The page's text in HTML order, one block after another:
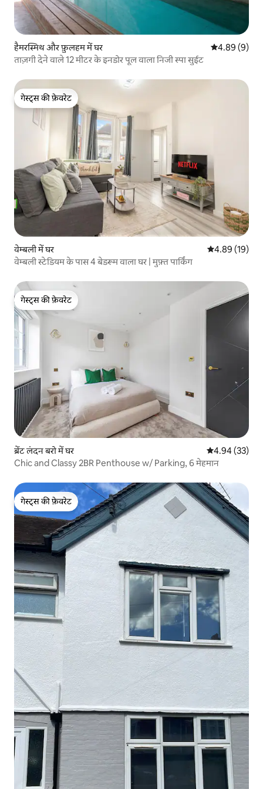
हैमरस्मिथ और फ़ुलहम में घर औसत रेटिंग 5 में
4.89 (9)
ताज़गी देने वाले 12 मीटर के इनडोर पूल वाला निजी स्पा सुईट
गेस्ट्स की फ़ेवरेट
गेस्ट्स की फ़ेवरेट
वेम्बली में घर औसत रेटिंग 5 में
4.89 (19)
वेम्बली स्टेडियम के पास 4 बेडरूम वाला घर | मुफ़्त पार्किंग
गेस्ट्स की फ़ेवरेट
गेस्ट्स की फ़ेवरेट
ब्रेंट लंदन बरो में घर औसत रेटिंग 5 में
4.94 (33)
Chic and Classy 2BR Penthouse w/ Parking, 6 मेहमान
गेस्ट्स की फ़ेवरेट
गेस्ट्स की फ़ेवरेट